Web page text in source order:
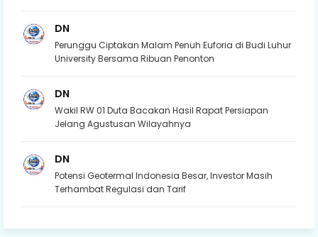
DN
Perunggu Ciptakan Malam Penuh Euforia di Budi Luhur
University Bersama Ribuan Penonton
DN
Wakil RW 01 Duta Bacakan Hasil Rapat Persiapan
Jelang Agustusan Wilayahnya
DN
Potensi Geotermal Indonesia Besar, Investor Masih
Terhambat Regulasi dan Tarif